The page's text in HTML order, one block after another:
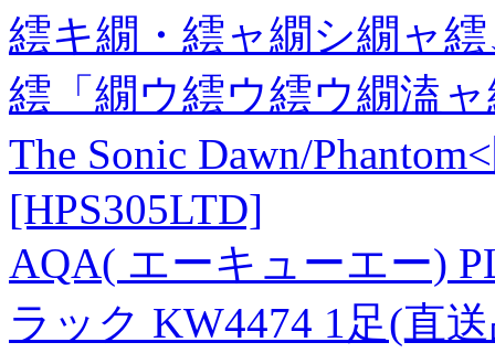
繧キ繝・繧ャ繝シ繝ャ
繧「繝ウ繧ウ繧ウ繝溘
The Sonic Dawn/
[HPS305LTD]
AQA( エーキューエー)
ラック KW4474 1足(直